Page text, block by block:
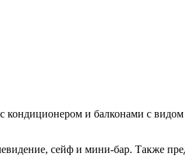
и балконами с
сейф и мини-бар. Также